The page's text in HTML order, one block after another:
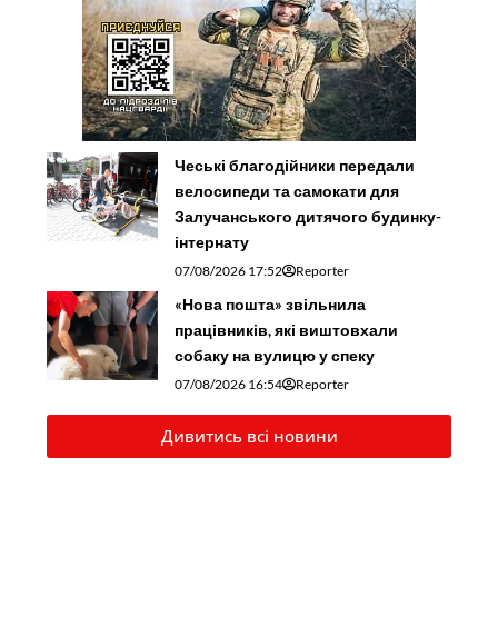
Чеські благодійники передали
велосипеди та самокати для
Залучанського дитячого будинку-
інтернату
07/08/2026 17:52 Reporter
«Нова пошта» звільнила
працівників, які виштовхали
собаку на вулицю у спеку
07/08/2026 16:54 Reporter
Дивитись всі новини